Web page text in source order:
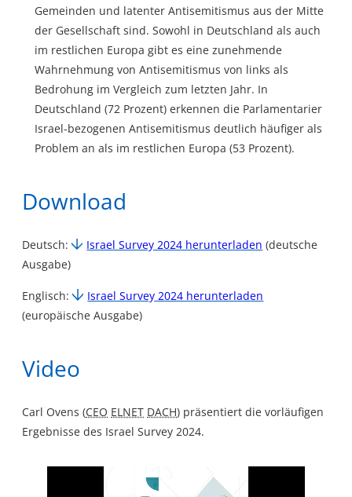
Gemeinden und latenter Antisemitismus aus der Mitte
der Gesellschaft sind. Sowohl in Deutschland als auch
im restlichen Europa gibt es eine zunehmende
Wahrnehmung von Antisemitismus von links als
Bedrohung im Vergleich zum letzten Jahr. In
Deutschland (72 Prozent) erkennen die Parlamentarier
Israel-bezogenen Antisemitismus deutlich häufiger als
Problem an als im restlichen Europa (53 Prozent).
Download
Deutsch: Israel Survey 2024 herunterladen (deutsche
Ausgabe)
Englisch:
Israel Survey 2024 herunterladen
(europäische Ausgabe)
Video
Carl Ovens (CEO ELNET DACH) präsentiert die vorläufigen
Ergebnisse des Israel Survey 2024.